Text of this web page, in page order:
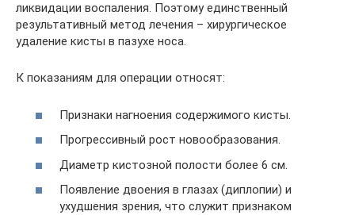
ликвидации воспаления. Поэтому единственный
результативный метод лечения – хирургическое
удаление кисты в пазухе носа.
К показаниям для операции относят:
Признаки нагноения содержимого кисты.
Прогрессивный рост новообразования.
Диаметр кистозной полости более 6 см.
Появление двоения в глазах (диплопии) и
ухудшения зрения, что служит признаком